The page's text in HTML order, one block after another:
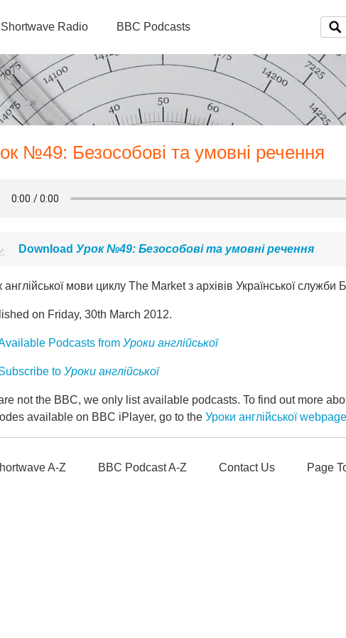
Shortwave Radio BBC Podcasts
№49: Безособові та умовні речення
Download Урок №49: Безособові та умовні речення
англійської мови циклу The Market з архівів Української служби
on Friday, 30th March 2012.
Podcasts from Уроки англійської
to Уроки англійської
not the BBC, we only list available podcasts. To find out more
available on BBC iPlayer, go to the Уроки англійської webpage
A-Z BBC Podcast A-Z Contact Us Page